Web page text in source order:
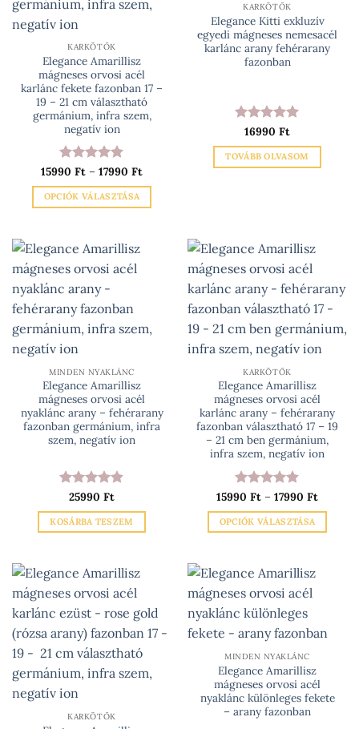
változatok
termékoldalon
választhatók
ki
változatok
a
termékoldalon
választhatók
KARKÖTŐK
Elegance Amarillisz
mágneses orvosi acél
karlánc fekete fazonban 17 –
19 – 21 cm választható
germánium, infra szem,
negatív ion
Értékelés:5
/ 5
15990 Ft – 17990 FtÁrtartomány:
-
OPCIÓK VÁLASZTÁSA
terméknek
több
van.
A
változatok
termékoldalon
választhatók
ki
KARKÖTŐK
Elegance Kitti exkluzív
egyedi mágneses nemesacél
karlánc arany fehérarany
fazonban
Értékelés:
/ 5
16990 Ft
TOVÁBB OLVASOM
MINDEN NYAKLÁNC
Elegance Amarillisz
mágneses orvosi acél
nyaklánc arany – fehérarany
fazonban germánium, infra
szem, negatív ion
Értékelés:
4.83/ 5
25990 Ft
KOSÁRBA TESZEM
KARKÖTŐK
Elegance Amarillisz
mágneses orvosi acél
karlánc arany – fehérarany
fazonban választható 17 – 19
– 21 cm ben germánium,
infra szem, negatív ion
Értékelés:
4.83/ 5
15990 Ft – 17990 Ft
-
OPCIÓK VÁLASZTÁSA
terméknek
több
variációja
van.
A
változatok
a
termékoldalon
választhatók
KARKÖTŐK
MINDEN NYAKLÁNC
Elegance Amarillisz
mágneses orvosi acél
nyaklánc különleges fekete
– arany fazonban